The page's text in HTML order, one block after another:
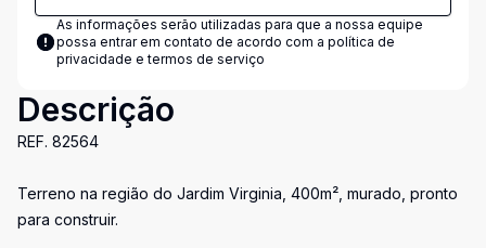
As informações serão utilizadas para que a nossa equipe
possa entrar em contato de acordo com a política de
privacidade e termos de serviço
Descrição
REF. 82564
Terreno na região do Jardim Virginia, 400m², murado, pronto
para construir.